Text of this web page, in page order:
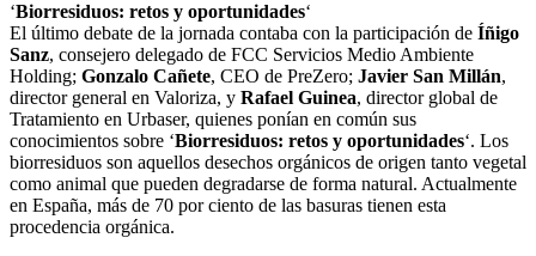
‘Biorresiduos: retos y oportunidades‘
El último debate de la jornada contaba con la participación de Íñigo
Sanz, consejero delegado de FCC Servicios Medio Ambiente
Holding; Gonzalo Cañete, CEO de PreZero; Javier San Millán,
director general en Valoriza, y Rafael Guinea, director global de
Tratamiento en Urbaser, quienes ponían en común sus
conocimientos sobre ‘Biorresiduos: retos y oportunidades‘. Los
biorresiduos son aquellos desechos orgánicos de origen tanto vegetal
como animal que pueden degradarse de forma natural. Actualmente
en España, más de 70 por ciento de las basuras tienen esta
procedencia orgánica.